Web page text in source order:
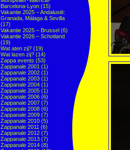
Barcelona-Lyon (15)
Vakantie 2025 – Andalusië:
Granada, Málaga & Sevilla
(17)
Vakantie 2025 – Brussel (6)
Vakantie 2026 – Schotland
(19)
Wat aten zij? (19)
Wat lazen zij? (14)
Zappa events (53)
Zappanale 2001 (1)
Zappanale 2002 (1)
Zappanale 2003 (1)
Zappanale 2004 (1)
Zappanale 2005 (1)
Zappanale 2006 (6)
Zappanale 2007 (7)
Zappanale 2008 (6)
Zappanale 2009 (7)
Zappanale 2010 (5)
Zappanale 2011 (6)
Zappanale 2012 (7)
Zappanale 2013 (7)
Zappanale 2014 (8)